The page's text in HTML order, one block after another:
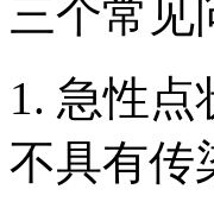
三个常见
1. 急性
不具有传